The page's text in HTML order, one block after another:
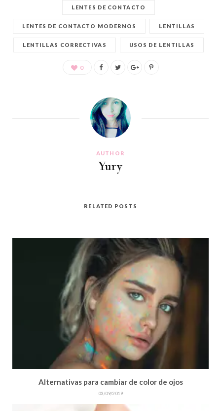
LENTES DE CONTACTO
LENTES DE CONTACTO MODERNOS LENTILLAS
LENTILLAS CORRECTIVAS USOS DE LENTILLAS
0
AUTHOR
Yury
RELATED POSTS
Alternativas para cambiar de color de ojos
03/09/2019